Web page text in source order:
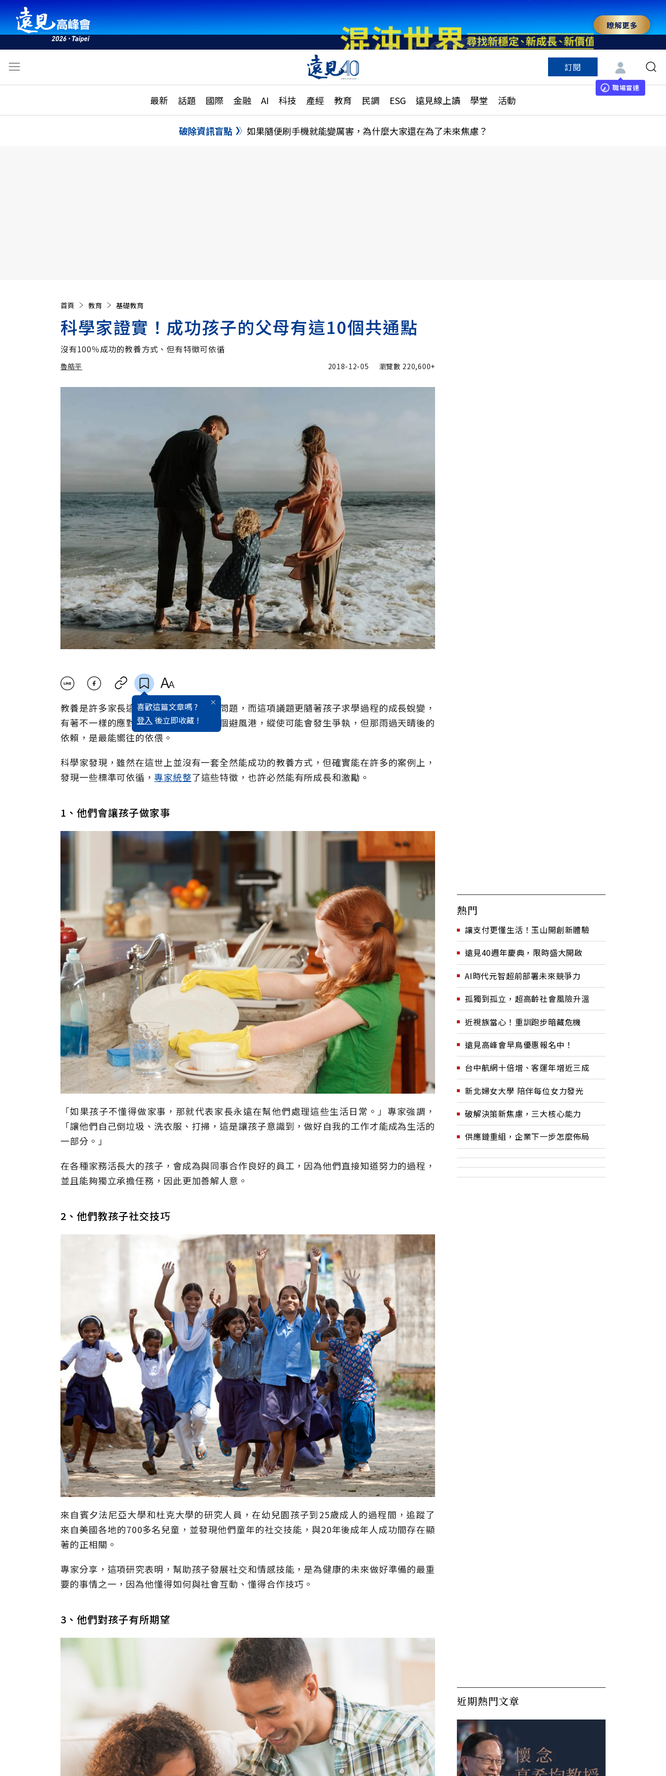
瞭解更多
訂閱
職場雷達
最新 話題 國際 金融 AI 科技 產經 教育 民調 ESG 遠見線上讀 學堂 活動
活動
話題
國際
特輯
大學升學、職涯攻略
縣市施政調查全解析
更多訂閱方案
特色頻道
破除資訊盲點 如果隨便刷手機就能變厲害，為什麼大家還在為了未來焦慮？
首頁 教育 基礎教育
科學家證實！成功孩子的父母有這10個共通點
沒有100％成功的教養方式、但有特徵可依循
魯皓平 2018-12-05 瀏覽數 220,600+
喜歡這篇文章嗎 ?
登入 後立即收藏 !
教養是許多家長這一生中必然會面對的問題，而這項議題更隨著孩子求學過程的成長蛻變，
有著不一樣的應對和陪伴──家庭就像個避風港，縱使可能會發生爭執，但那雨過天晴後的
依賴，是最能嚮往的依偎。
科學家發現，雖然在這世上並沒有一套全然能成功的教養方式，但確實能在許多的案例上，
發現一些標準可依循， 專家統整了這些特徵，也許必然能有所成長和激勵。
1、他們會讓孩子做家事
「如果孩子不懂得做家事，那就代表家長永遠在幫他們處理這些生活日常。」專家強調，
「讓他們自己倒垃圾、洗衣服、打掃，這是讓孩子意識到，做好自我的工作才能成為生活的
一部分。」
在各種家務活長大的孩子，會成為與同事合作良好的員工，因為他們直接知道努力的過程，
並且能夠獨立承擔任務，因此更加善解人意。
2、他們教孩子社交技巧
來自賓夕法尼亞大學和杜克大學的研究人員，在幼兒園孩子到25歲成人的過程間，追蹤了
來自美國各地的700多名兒童，並發現他們童年的社交技能，與20年後成年人成功間存在顯
著的正相關。
專家分享，這項研究表明，幫助孩子發展社交和情感技能，是為健康的未來做好準備的最重
要的事情之一，因為他懂得如何與社會互動、懂得合作技巧。
3、他們對孩子有所期望
熱門
讓支付更懂生活！玉山開創新體驗
遠見40週年慶典，限時盛大開啟
AI時代元智超前部署未來競爭力
孤獨到孤立，超高齡社會風險升溫
近視族當心！重訓跑步暗藏危機
遠見高峰會早鳥優惠報名中！
台中航網十倍增、客運年增近三成
新北婦女大學 陪伴每位女力發光
破解決策新焦慮，三大核心能力
供應鏈重組，企業下一步怎麼佈局
近期熱門文章